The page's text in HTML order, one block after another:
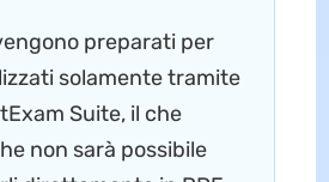
preparati per
solamente tramite
Suite, il che
non sarà possibile